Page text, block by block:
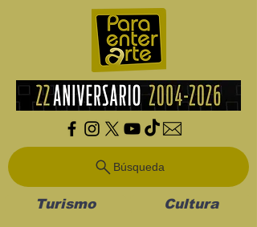
Búsqueda
Turismo Cultura